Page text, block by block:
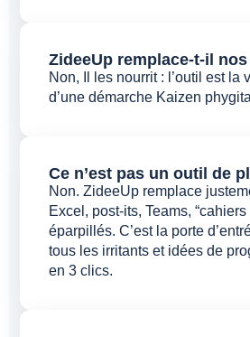
ZideeUp remplace-t-il
Non, Il les nourrit : l’outil est la
d’une démarche Kaizen
Ce n’est pas un outil de
Non. ZideeUp remplace
Excel, post-its, Teams, “cahiers
éparpillés. C’est la porte
tous les irritants et idées de
en 3 clics.